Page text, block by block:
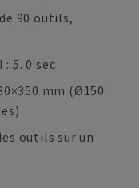
90 outils,
5. 0 sec
mm (Ø150
outils sur un